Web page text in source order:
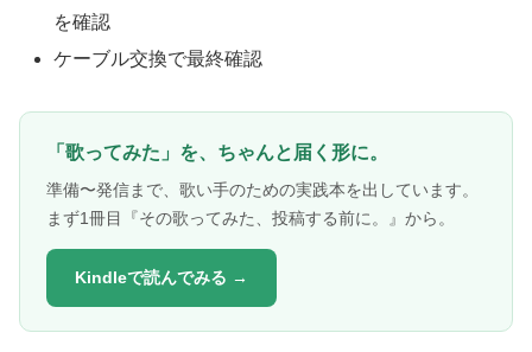
を確認
ケーブル交換で最終確認
「歌ってみた」を、ちゃんと届く形に。
準備〜発信まで、歌い手のための実践本を出しています。
まず1冊目『その歌ってみた、投稿する前に。』から。
Kindleで読んでみる →